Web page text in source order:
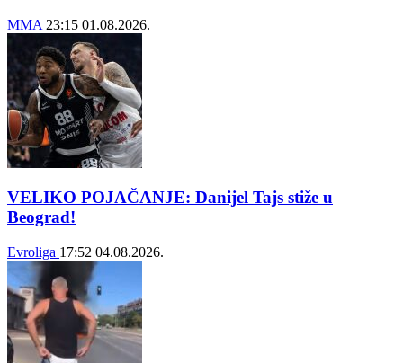
MMA 23:15 01.08.2026.
VELIKO POJAČANJE: Danijel Tajs stiže u
Beograd!
Evroliga 17:52 04.08.2026.